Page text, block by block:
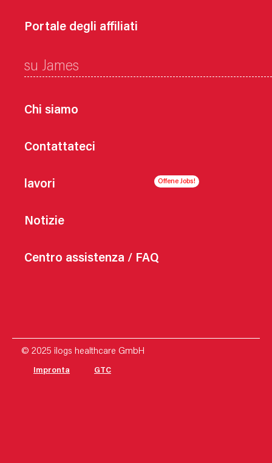
Portale degli affiliati
su James
Chi siamo
Contattateci
lavori
Notizie
Centro assistenza / FAQ
© 2025 ilogs healthcare GmbH
Impronta GTC